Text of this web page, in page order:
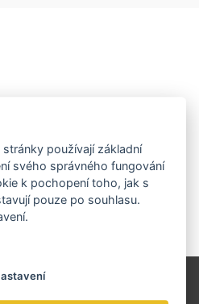
2027.
také silný podnikatelský
používají základní
svého správného fungování
k pochopení toho, jak s
pouze po souhlasu.